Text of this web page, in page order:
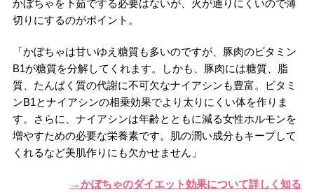
かぼちゃを下茹でする必要はないが、火が通りにくいので薄
切りにするのがポイント。
「かぼちゃは甘いゆえ糖質も多いのですが、豚肉のビタミン
B1が糖質を分解してくれます。しかも、豚肉には糖質、脂
質、たんぱく質の代謝に不可欠なナイアシンも豊富。ビタミ
ンB1とナイアシンの相乗効果でより太りにくい体を作りま
す。さらに、ナイアシンは年齢とともに減る女性ホルモンを
増やすための必要な栄養素です。肌の潤い成分もキープして
くれるなど美肌作りにも欠かせません」
→かぼちゃのダイエット効果について詳しく知る